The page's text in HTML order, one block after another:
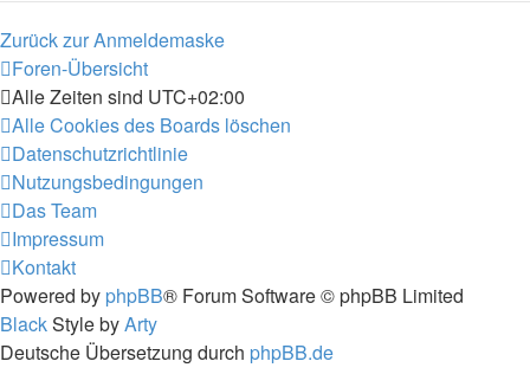
Zurück zur Anmeldemaske
Foren-Übersicht
Alle Zeiten sind UTC+02:00
Alle Cookies des Boards löschen
Datenschutzrichtlinie
Nutzungsbedingungen
Das Team
Impressum
Kontakt
Powered by phpBB® Forum Software © phpBB Limited
BlackStyle byArty
Deutsche Übersetzung durch phpBB.de